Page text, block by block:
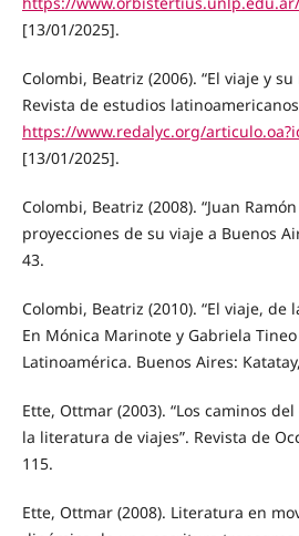
[13/01/2025].
Colombi, Beatriz (2006). “El viaje y
Revista de estudios
https://www.redalyc.org/
[13/01/2025].
Colombi, Beatriz (2008). “Juan
proyecciones de su viaje a Buenos
43.
Colombi, Beatriz (2010). “El viaje, de
En Mónica Marinote y Gabriela
Latinoamérica. Buenos Aires:
Ette, Ottmar (2003). “Los caminos
la literatura de viajes”. Revista de
115.
Ette, Ottmar (2008). Literatura en